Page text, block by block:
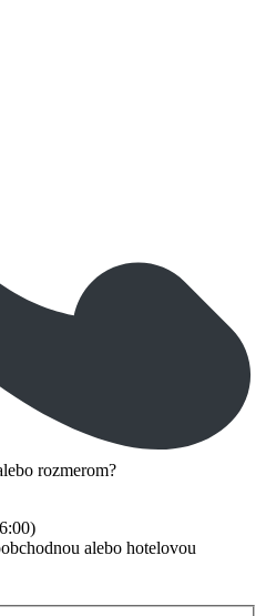
rozmerom?
alebo hotelovou